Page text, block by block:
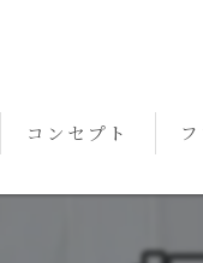
コンセプト